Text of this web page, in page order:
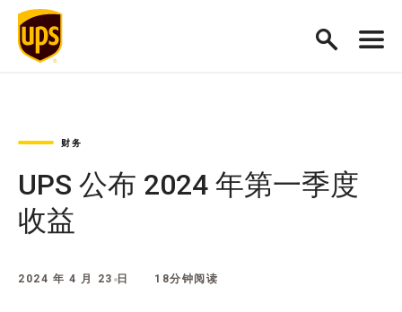
财务
UPS 公布 2024 年第一季度
收益
2024 年 4 月 23 日 18分钟阅读